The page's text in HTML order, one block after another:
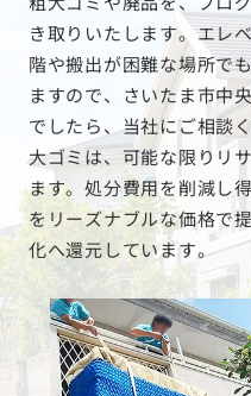
き取りいたします。エレ
階や搬出が困難な場所で
ますので、さいたま市中
でしたら、当社にご相談
大ゴミは、可能な限りリ
ます。処分費用を削減し
をリーズナブルな価格で
化へ還元しています。